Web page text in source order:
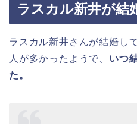
ラスカル新井が結
ラスカル新井さんが結婚し
人が多かったようで、 いつ
た。